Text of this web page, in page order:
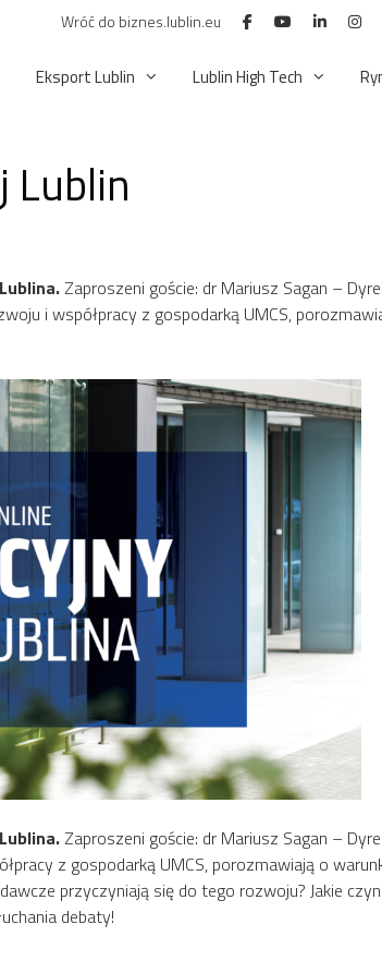
Wróć do biznes.lublin.eu
Eksport Lublin Lublin High Tech
Lublin
Zaproszeni goście: dr Mariusz Sagan –
i współpracy z gospodarką UMCS,
Zaproszeni goście: dr Mariusz Sagan –
z gospodarką UMCS, porozmawiają o
przyczyniają się do tego rozwoju? Jakie
debaty!